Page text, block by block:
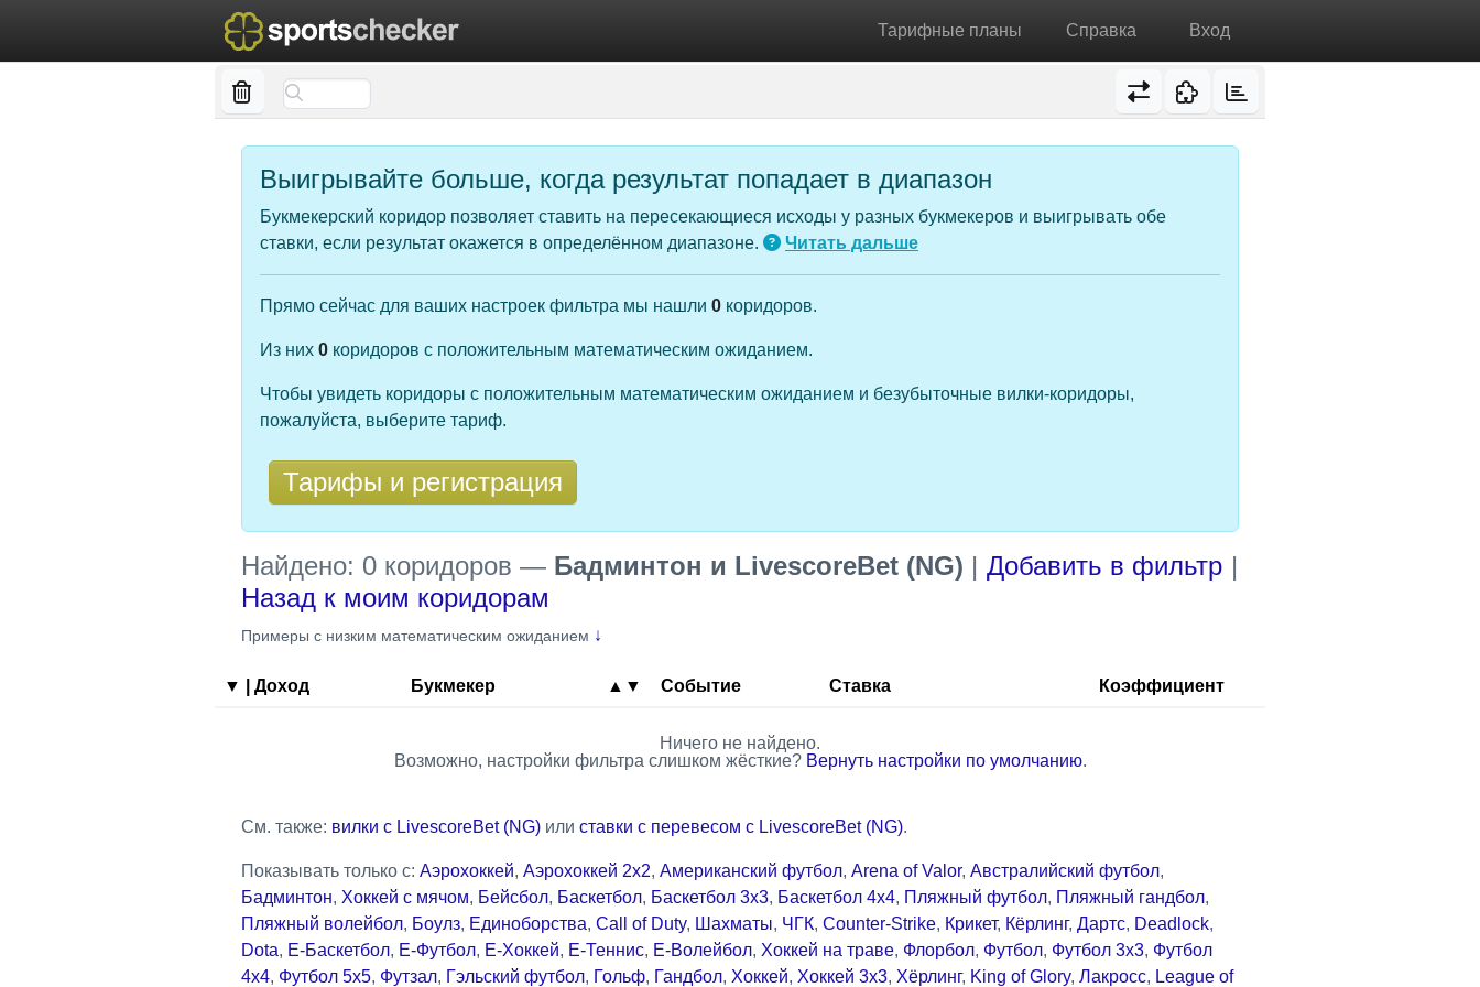
Тарифные планы Справка Вход
Выигрывайте больше, когда результат попадает в диапазон
Букмекерский коридор позволяет ставить на пересекающиеся исходы у разных букмекеров и выигрывать обе
ставки, если результат окажется в определённом диапазоне.
Читать дальше
Прямо сейчас для ваших настроек фильтра мы нашли 0 коридоров.
Из них 0 коридоров с положительным математическим ожиданием.
Чтобы увидеть коридоры с положительным математическим ожиданием и безубыточные вилки-коридоры,
пожалуйста, выберите тариф.
Тарифы и регистрация
Найдено: 0 коридоров — Бадминтон и LivescoreBet (NG) | Добавить в фильтр |
Назад к моим коридорам
Примеры с низким математическим ожиданием ↓
▼ | Доход Букмекер ▲▼ Событие Ставка Коэффициент
Ничего не найдено.
Возможно, настройки фильтра слишком жёсткие? Вернуть настройки по умолчанию.
См. также: вилки с LivescoreBet (NG) или ставки с перевесом с LivescoreBet (NG).
Показывать только с: Аэрохоккей, Аэрохоккей 2x2, Американский футбол, Arena of Valor, Австралийский футбол,
Бадминтон, Хоккей с мячом, Бейсбол, Баскетбол, Баскетбол 3x3, Баскетбол 4x4, Пляжный футбол, Пляжный гандбол,
Пляжный волейбол, Боулз, Единоборства, Call of Duty, Шахматы, ЧГК, Counter-Strike, Крикет, Кёрлинг, Дартс, Deadlock,
Dota, Е-Баскетбол, Е-Футбол, Е-Хоккей, Е-Теннис, Е-Волейбол, Хоккей на траве, Флорбол, Футбол, Футбол 3x3, Футбол
4x4, Футбол 5x5, Футзал, Гэльский футбол, Гольф, Гандбол, Хоккей, Хоккей 3x3, Хёрлинг, King of Glory, Лакросс, League of